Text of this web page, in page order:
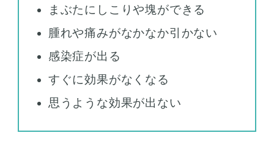
まぶたにしこりや塊ができる
腫れや痛みがなかなか引かない
感染症が出る
すぐに効果がなくなる
思うような効果が出ない